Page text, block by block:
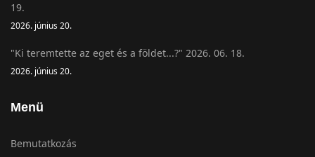
19.
2026. június 20.
"Ki teremtette az eget és a földet...?" 2026. 06. 18.
2026. június 20.
Menü
Bemutatkozás